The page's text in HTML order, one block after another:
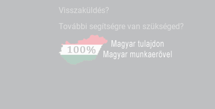
Visszaküldés?
További segítségre van szükséged?